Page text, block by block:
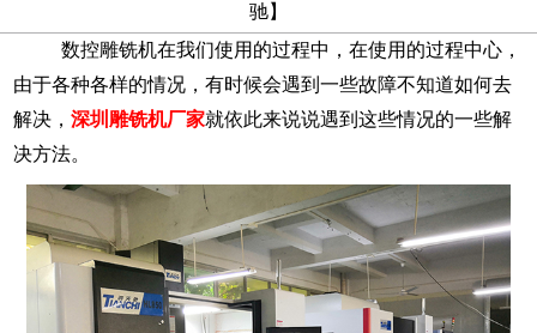
驰】​
数控雕铣机在我们使用的过程中，在使用的过程中心，
由于各种各样的情况，有时候会遇到一些故障不知道如何去
解决，深圳雕铣机厂家就依此来说说遇到这些情况的一些解
决方法。